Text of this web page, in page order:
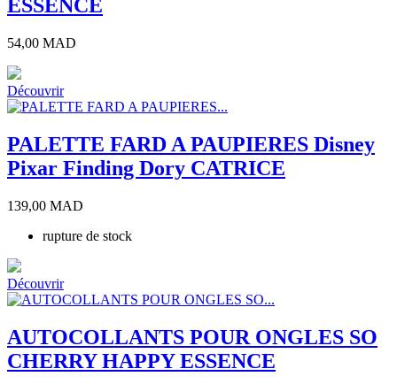
ESSENCE
Prix
54,00 MAD
Découvrir
#AF5856
#161616
PALETTE FARD A PAUPIERES Disney
Pixar Finding Dory CATRICE
Prix
139,00 MAD
rupture de stock
Découvrir
010
Keep
Swimming
020
Barrier
Reef
AUTOCOLLANTS POUR ONGLES SO
CHERRY HAPPY ESSENCE